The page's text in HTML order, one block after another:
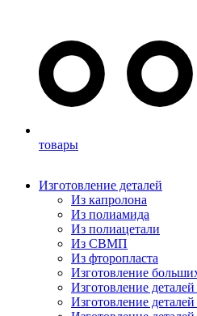
товары
Изготовление деталей
Из капролона
Из полиамида
Из полиацетали
Из СВМП
Из фторопласта
Изготовление
Изготовление деталей
Изготовление